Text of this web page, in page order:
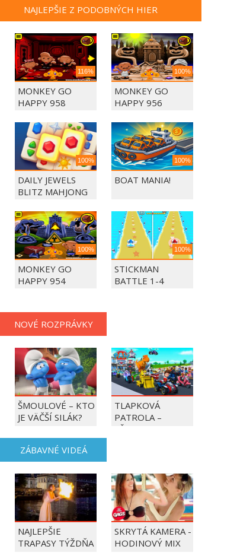
NAJLEPŠIE Z PODOBNÝCH HIER
116%
MONKEY GO
HAPPY 958
100%
MONKEY GO
HAPPY 956
100%
DAILY JEWELS
BLITZ MAHJONG
100%
BOAT MANIA!
100%
MONKEY GO
HAPPY 954
100%
STICKMAN
BATTLE 1-4
NOVÉ ROZPRÁVKY
ŠMOULOVÉ – KTO
JE VÄČŠÍ SILÁK?
TLAPKOVÁ
PATROLA –
VŠETKY LABKY DO
ZÁBAVNÉ VIDEÁ
NAJLEPŠIE
TRAPASY TÝŽDŇA
SKRYTÁ KAMERA -
HODINOVÝ MIX